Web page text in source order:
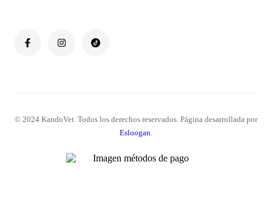
© 2024 KandoVet. Todos los derechos reservados. Página desarrollada por
Esloogan.